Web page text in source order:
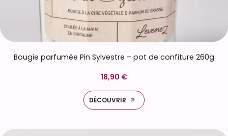
Bougie parfumée Pin Sylvestre – pot de confiture 260g
18,90 €
DÉCOUVRIR